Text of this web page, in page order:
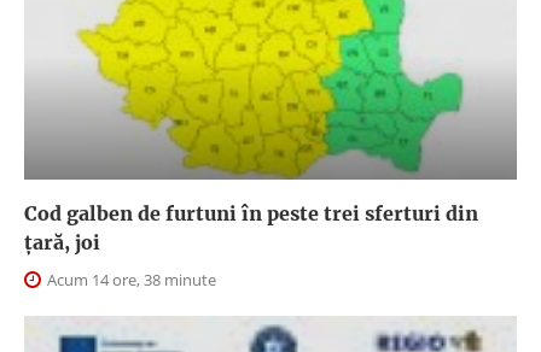
Cod galben de furtuni în peste trei sferturi din
țară, joi
Acum 14 ore, 38 minute